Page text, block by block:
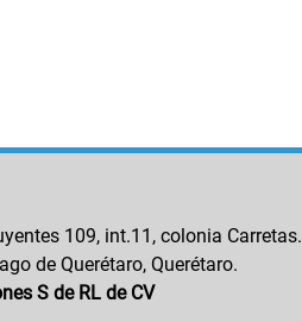
109, int.11, colonia Carretas.
de Querétaro, Querétaro.
S de RL de CV